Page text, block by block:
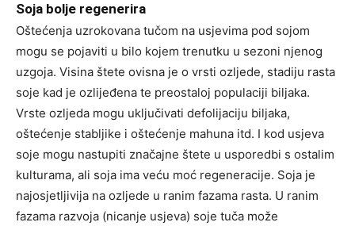
Soja bolje regenerira
Oštećenja uzrokovana tučom na usjevima pod sojom
mogu se pojaviti u bilo kojem trenutku u sezoni njenog
uzgoja. Visina štete ovisna je o vrsti ozljede, stadiju rasta
soje kad je ozlijeđena te preostaloj populaciji biljaka.
Vrste ozljeda mogu uključivati defolijaciju biljaka,
oštećenje stabljike i oštećenje mahuna itd. I kod usjeva
soje mogu nastupiti značajne štete u usporedbi s ostalim
kulturama, ali soja ima veću moć regeneracije. Soja je
najosjetljivija na ozljede u ranim fazama rasta. U ranim
fazama razvoja (nicanje usjeva) soje tuča može